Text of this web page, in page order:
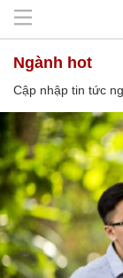
ngành hot
Cập nhập tin tức